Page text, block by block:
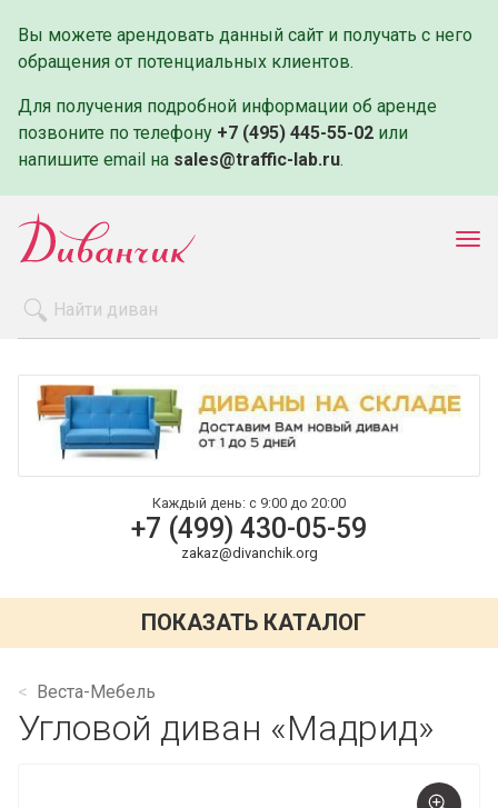
Вы можете арендовать данный сайт и получать с него
обращения от потенциальных клиентов.
Для получения подробной информации об аренде
позвоните по телефону +7 (495) 445-55-02 или
напишите email на sales@traffic-lab.ru.
Оплата и доставка
Контакты
Каждый день: с 9:00 до 20:00
+7 (499) 430-05-59
zakaz@divanchik.org
ПОКАЗАТЬ КАТАЛОГ
Веста-Мебель
Угловой диван «Мадрид»